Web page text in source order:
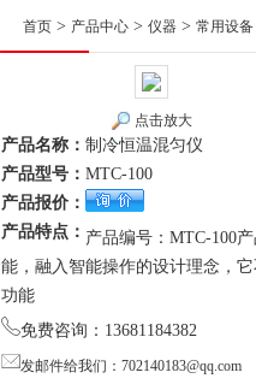
首页 > 产品中心 > 仪器 > 常用设备
点击放大
产品名称： 制冷恒温混匀仪
产品型号： MTC-100
产品报价：
产品特点： 产品编号：MTC-100
能，融入智能操作的设计理念，
功能
免费咨询：13681184382
发邮件给我们：702140183@qq.com